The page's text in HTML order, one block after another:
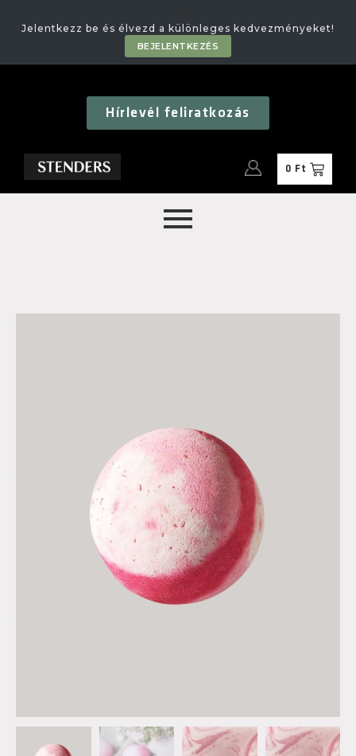
Jelentkezz be és élvezd a különleges kedvezményeket!
BEJELENTKEZÉS
Hírlevél feliratkozás
0 Ft